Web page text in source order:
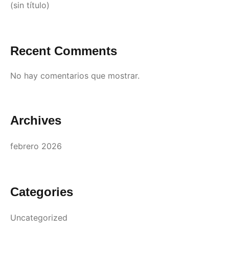
(sin título)
Recent Comments
No hay comentarios que mostrar.
Archives
febrero 2026
Categories
Uncategorized